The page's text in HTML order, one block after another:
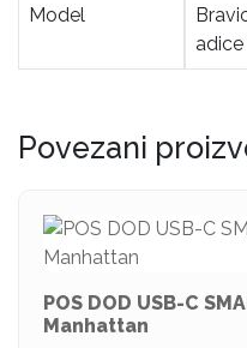
Model
Povezani
POS DOD USB-C
Manhattan